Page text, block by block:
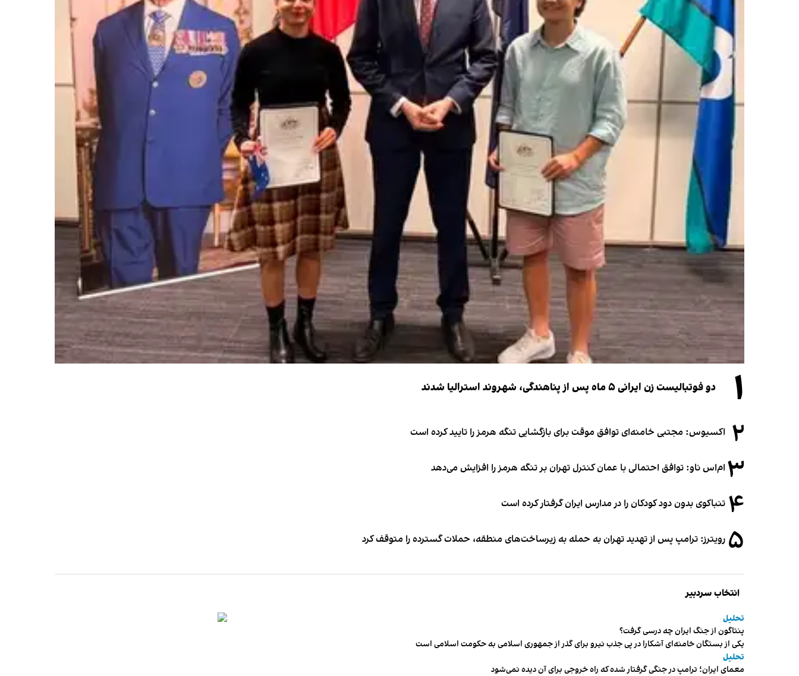
۱ دو فوتبالیست زن ایرانی ۵ ماه پس از پناهندگی، شهروند استرالیا شدند
۲ اکسیوس: مجتبی خامنه‌ای توافق موقت برای بازگشایی تنگه هرمز را تایید کرده است
۳ ام‌اس ناو: توافق احتمالی با عمان کنترل تهران بر تنگه هرمز را افزایش می‌دهد
۴ تنباکوی بدون دود کودکان را در مدارس ایران گرفتار کرده است
۵ رویترز: ترامپ پس از تهدید تهران به حمله به زیرساخت‌های منطقه، حملات گسترده را متوقف کرد
انتخاب سردبیر
تحلیل
پنتاگون از جنگ ایران چه درسی گرفت؟
یکی از بستگان خامنه‌ای آشکارا در پی جذب نیرو برای گذر از جمهوری اسلامی به حکومت اسلامی است
تحلیل
معمای ایران؛ ترامپ در جنگی گرفتار شده که راه خروجی برای آن دیده نمی‌شود